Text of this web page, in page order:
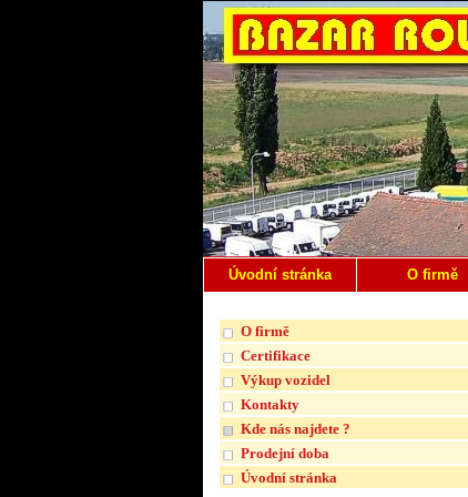
Úvodní stránka O firmě
O firmě
Certifikace
Výkup vozidel
Kontakty
Kde nás najdete ?
Prodejní doba
Úvodní stránka